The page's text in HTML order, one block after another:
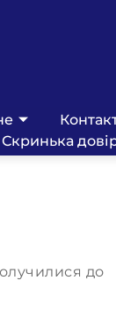
Скринька
до